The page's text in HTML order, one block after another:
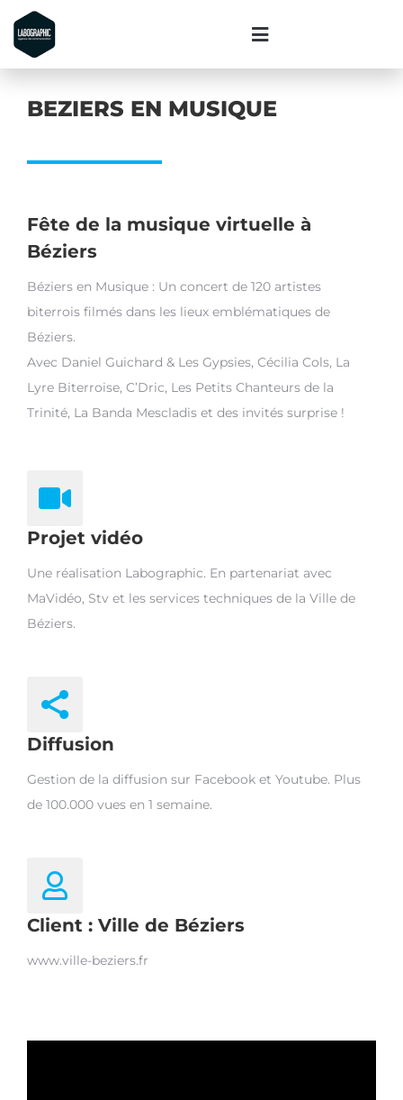
BEZIERS EN MUSIQUE
Fête de la musique virtuelle à
Béziers
Béziers en Musique : Un concert de 120 artistes
biterrois filmés dans les lieux emblématiques de
Béziers.
Avec Daniel Guichard & Les Gypsies, Cécilia Cols, La
Lyre Biterroise, C’Dric, Les Petits Chanteurs de la
Trinité, La Banda Mescladis et des invités surprise !
Projet vidéo
Une réalisation Labographic. En partenariat avec
MaVidéo, Stv et les services techniques de la Ville de
Béziers.
Diffusion
Gestion de la diffusion sur Facebook et Youtube. Plus
de 100.000 vues en 1 semaine.
Client : Ville de Béziers
www.ville-beziers.fr